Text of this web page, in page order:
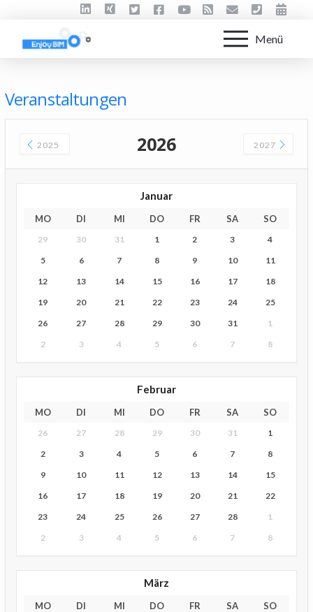
Menü
Veranstaltungen
2025 2026 2027
Januar
MO DI MI DO FR SA SO
29 30 31 1 2 3
4
5
6 7 8 9 10
11
12
13 14 15 16 17
18
19
20 21 22 23 24
25
26
27 28 29 30 31
1
2
3 4 5 6 7 8
Februar
MO DI MI DO FR SA SO
26 27 28 29 30 31
1
2
3 4 5 6 7
8
9
10 11 12 13 14
15
16
17 18 19 20 21
22
23
24 25 26 27 28
1
2
3 4 5 6 7 8
März
MO DI MI DO FR SA SO